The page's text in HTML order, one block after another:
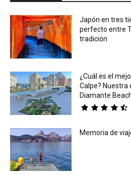
Japón en tres
perfecto entre
tradición
¿Cuál es el
Calpe? Nuestra
Diamante
Memoria de